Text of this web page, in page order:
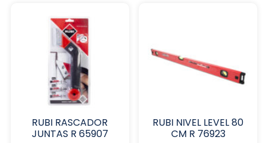
RUBI RASCADOR
JUNTAS R 65907
RUBI NIVEL LEVEL 80
CM R 76923